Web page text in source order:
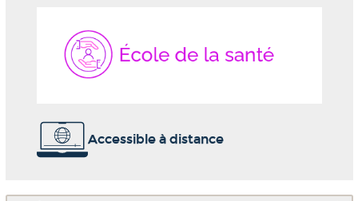
Accessible à distance